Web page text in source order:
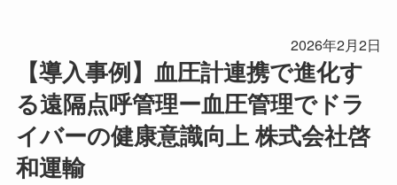
2026年2月2日
【導入事例】血圧計連携で進化す
る遠隔点呼管理ー血圧管理でドラ
イバーの健康意識向上 株式会社啓
和運輸